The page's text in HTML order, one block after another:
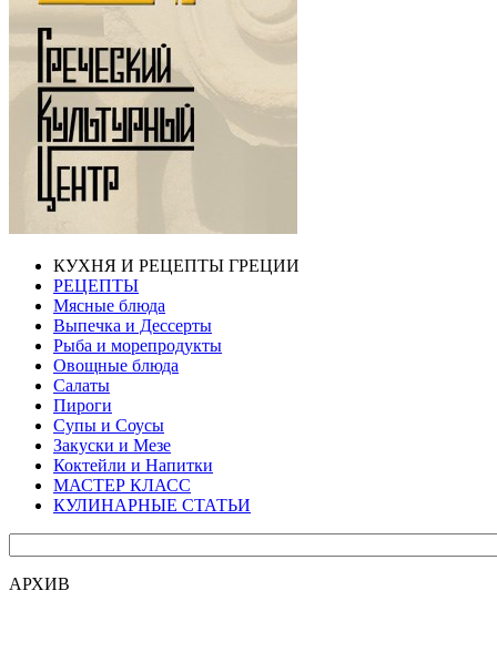
КУХНЯ И РЕЦЕПТЫ ГРЕЦИИ
РЕЦЕПТЫ
Мясные блюда
Выпечка и Дессерты
Рыба и морепродукты
Овощные блюда
Салаты
Пироги
Супы и Соусы
Закуски и Мезе
Коктейли и Напитки
МАСТЕР КЛАСС
КУЛИНАРНЫЕ СТАТЬИ
АРХИВ